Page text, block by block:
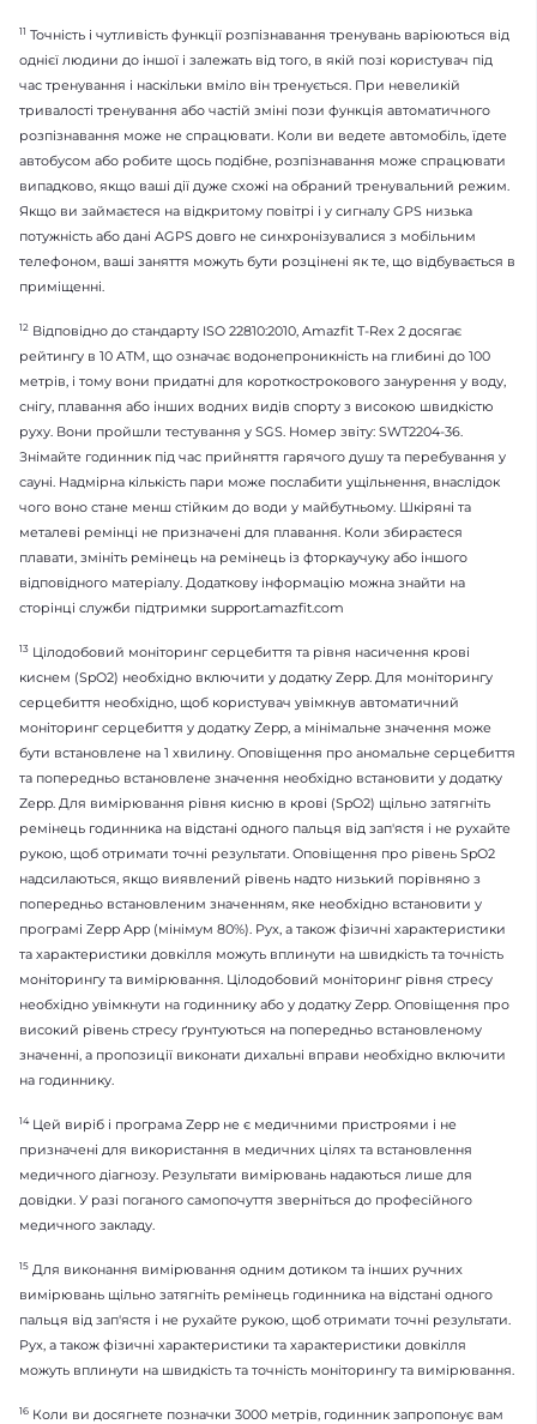
11 Точність і чутливість функції розпізнавання тренувань варіюються від
однієї людини до іншої і залежать від того, в якій позі користувач під
час тренування і наскільки вміло він тренується. При невеликій
тривалості тренування або частій зміні пози функція автоматичного
розпізнавання може не спрацювати. Коли ви ведете автомобіль, їдете
автобусом або робите щось подібне, розпізнавання може спрацювати
випадково, якщо ваші дії дуже схожі на обраний тренувальний режим.
Якщо ви займаєтеся на відкритому повітрі і у сигналу GPS низька
потужність або дані AGPS довго не синхронізувалися з мобільним
телефоном, ваші заняття можуть бути розцінені як те, що відбувається в
приміщенні.
12 Відповідно до стандарту ISO 22810:2010, Amazfit T-Rex 2 досягає
рейтингу в 10 ATM, що означає водонепроникність на глибині до 100
метрів, і тому вони придатні для короткострокового занурення у воду,
снігу, плавання або інших водних видів спорту з високою швидкістю
руху. Вони пройшли тестування у SGS. Номер звіту: SWT2204-36.
Знімайте годинник під час прийняття гарячого душу та перебування у
сауні. Надмірна кількість пари може послабити ущільнення, внаслідок
чого воно стане менш стійким до води у майбутньому. Шкіряні та
металеві ремінці не призначені для плавання. Коли збираєтеся
плавати, змініть ремінець на ремінець із фторкаучуку або іншого
відповідного матеріалу. Додаткову інформацію можна знайти на
сторінці служби підтримки support.amazfit.com
13 Цілодобовий моніторинг серцебиття та рівня насичення крові
киснем (SpO2) необхідно включити у додатку Zepp. Для моніторингу
серцебиття необхідно, щоб користувач увімкнув автоматичний
моніторинг серцебиття у додатку Zepp, а мінімальне значення може
бути встановлене на 1 хвилину. Оповіщення про аномальне серцебиття
та попередньо встановлене значення необхідно встановити у додатку
Zepp. Для вимірювання рівня кисню в крові (SpO2) щільно затягніть
ремінець годинника на відстані одного пальця від зап'ястя і не рухайте
рукою, щоб отримати точні результати. Оповіщення про рівень SpO2
надсилаються, якщо виявлений рівень надто низький порівняно з
попередньо встановленим значенням, яке необхідно встановити у
програмі Zepp App (мінімум 80%). Рух, а також фізичні характеристики
та характеристики довкілля можуть вплинути на швидкість та точність
моніторингу та вимірювання. Цілодобовий моніторинг рівня стресу
необхідно увімкнути на годиннику або у додатку Zepp. Оповіщення про
високий рівень стресу ґрунтуються на попередньо встановленому
значенні, а пропозиції виконати дихальні вправи необхідно включити
на годиннику.
14Цей виріб і програма Zepp не є медичними пристроями і не
призначені для використання в медичних цілях та встановлення
медичного діагнозу. Результати вимірювань надаються лише для
довідки. У разі поганого самопочуття зверніться до професійного
медичного закладу.
15 Для виконання вимірювання одним дотиком та інших ручних
вимірювань щільно затягніть ремінець годинника на відстані одного
пальця від зап'ястя і не рухайте рукою, щоб отримати точні результати.
Рух, а також фізичні характеристики та характеристики довкілля
можуть вплинути на швидкість та точність моніторингу та вимірювання.
16 Коли ви досягнете позначки 3000 метрів, годинник запропонує вам